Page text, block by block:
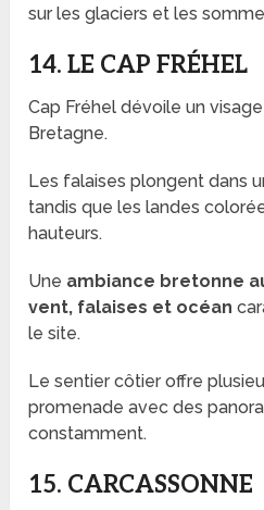
sur les glaciers et les
14. LE CAP FRÉHEL
Cap Fréhel dévoile un
Bretagne.
Les falaises plongent dans
tandis que les landes
hauteurs.
Une ambiance bretonne
vent, falaises et océan
le site.
Le sentier côtier offre
promenade avec des
constamment.
15. CARCASSONNE